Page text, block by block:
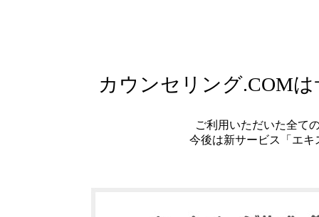
カウンセリング.COM
ご利用いただいた全て
今後は新サービス「エ